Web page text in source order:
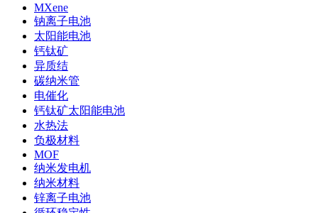
MXene
钠离子电池
太阳能电池
钙钛矿
异质结
碳纳米管
电催化
钙钛矿太阳能电池
水热法
负极材料
MOF
纳米发电机
纳米材料
锌离子电池